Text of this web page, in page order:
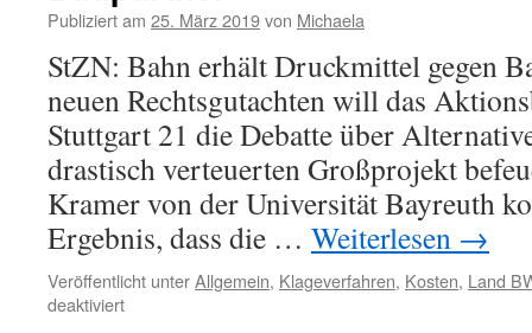
Publiziert am 25. März 2019von Michaela
StZN: Bahn erhält Druckmittel gegen
neuen Rechtsgutachten will das
Stuttgart 21 die Debatte über
drastisch verteuerten Großprojekt
Kramer von der Universität Bayreuth
Ergebnis, dass die … Weiterlesen →
Veröffentlicht unterAllgemein, Klageverfahren, Kosten, Land
deaktiviert